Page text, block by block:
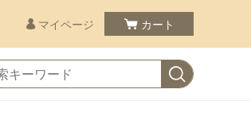
マイページ カート